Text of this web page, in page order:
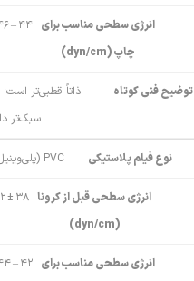
انرژی سطحی مناسب برای
چاپ (dyn/cm)
۴۴ – ۴۶
توضیح فنی کوتاه
ذاتاً قطبی‌تر است؛
سبک‌تر
نوع فیلم پلاستیکی PVC (پلی‌وینیل کلراید)
انرژی سطحی قبل از کرونا
(dyn/cm)
۳۸ ± ۲
انرژی سطحی مناسب برای ۴۲ – ۴۴